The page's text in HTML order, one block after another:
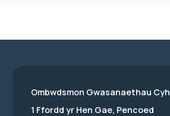
Ombwdsmon Gwasanaethau
1 Ffordd yr Hen Gae, Pencoed